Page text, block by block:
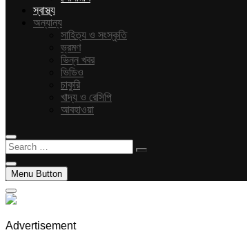
স্বাস্থ্য
অন্যান্য
সাহিত্য ও সংস্কৃতি
ভ্রমণ
ভিন্ন খবর
ভিডিও
চাকুরি
খাদ্য ও রেসিপি
আবহাওয়া
Search
…
Menu Button
Advertisement